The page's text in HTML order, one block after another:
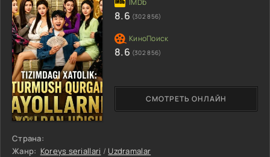
Страна:
Жанр: Koreys seriallari / Uzdramalar
СМОТРЕТЬ ОНЛАЙН
8.6 (302 856)
8.6 (302 856)